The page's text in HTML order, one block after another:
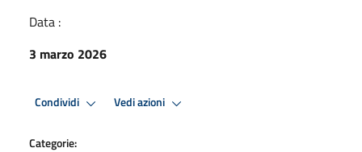
Data :
3 marzo 2026
Condividi Vedi azioni
Categorie: